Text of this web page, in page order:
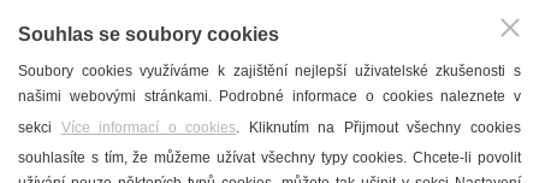
T. G. Masaryk
Mandloně
Ubytování
Restaurace
Souhlas se soubory cookies
Soubory cookies využíváme k zajištění nejlepší uživatelské zkušenosti s
našimi webovými stránkami. Podrobné informace o cookies naleznete v
sekci Více informací o cookies. Kliknutím na Přijmout všechny cookies
souhlasíte s tím, že můžeme užívat všechny typy cookies. Chcete-li povolit